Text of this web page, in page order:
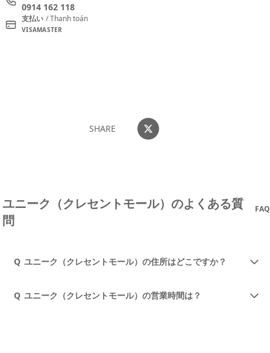
0914 162 118
支払い / Thanh toán
VISAMASTER
SHARE
ユニーク（クレセントモール）のよくある質
問
FAQ
Q ユニーク（クレセントモール）の住所はどこですか？
Q ユニーク（クレセントモール）の営業時間は？